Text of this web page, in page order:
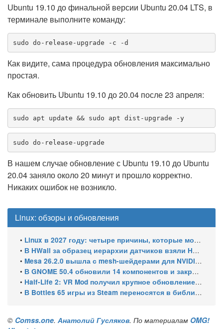
Ubuntu 19.10 до финальной версии Ubuntu 20.04 LTS, в
терминале выполните команду:
sudo do-release-upgrade -c -d
Как видите, сама процедура обновления максимально
простая.
Как обновить Ubuntu 19.10 до 20.04 после 23 апреля:
sudo apt update && sudo apt dist-upgrade -y
sudo do-release-upgrade
В нашем случае обновление с Ubuntu 19.10 до Ubuntu
20.04 заняло около 20 минут и прошло корректно.
Никаких ошибок не возникло.
Linux: обзоры и обновления
• Linux в 2027 году: четыре причины, которые могут ускорить рост его доли
• В HWall за образец иерархии датчиков взяли HWiNFO64 из Windows
• Mesa 26.2.0 вышла с mesh-шейдерами для NVIDIA, OpenCL 3.1 и исправлениями для игр
• В GNOME 50.4 обновили 14 компонентов и закрыли уязвимости GDM
• Half-Life 2: VR Mod получил крупное обновление и статус Steam Frame Verified
• В Bottles 65 игры из Steam переносятся в библиотеку автоматически
© Comss.one. Анатолий Гусляков. По материалам OMG!